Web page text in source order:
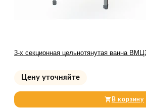
3-х секционная цельнотянутая ванна
Цену уточняйте
В корзину